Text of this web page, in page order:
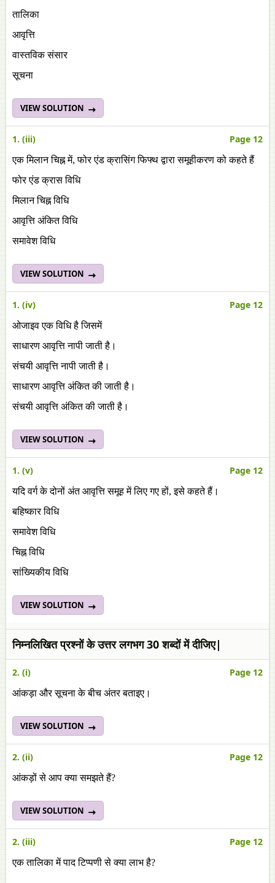
तालिका
आवृत्ति
वास्तविक संसार
सूचना
VIEW SOLUTION
1. (iii) Page 12
एक मिलान चिह्न में, फोर एंड क्रासिंग फिफ्थ द्वारा समूहीकरण को कहते हैं
फोर एंड क्रास विधि
मिलान चिह्न विधि
आवृत्ति अंकित विधि
समावेश विधि
VIEW SOLUTION
1. (iv) Page 12
ओजाइव एक विधि है जिसमें
साधारण आवृत्ति नापी जाती है।
संचयी आवृत्ति नापी जाती है।
साधारण आवृत्ति अंकित की जाती है।
संचयी आवृत्ति अंकित की जाती है।
VIEW SOLUTION
1. (v) Page 12
यदि वर्ग के दोनों अंत आवृत्ति समूह में लिए गए हों, इसे कहते हैं।
बहिष्कार विधि
समावेश विधि
चिह्न विधि
सांख्यिकीय विधि
VIEW SOLUTION
निम्नलिखित प्रश्नों के उत्तर लगभग 30 शब्दों में दीजिए|
2. (i) Page 12
आंकड़ा और सूचना के बीच अंतर बताइए।
VIEW SOLUTION
2. (ii) Page 12
आंकड़ों से आप क्या समझते हैं?
VIEW SOLUTION
2. (iii) Page 12
एक तालिका में पाद टिप्पणी से क्या लाभ है?